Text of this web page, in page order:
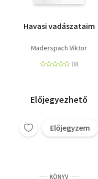
Havasi vadászataim
Maderspach Viktor
Előjegyezhető
Előjegyzem
KÖNYV